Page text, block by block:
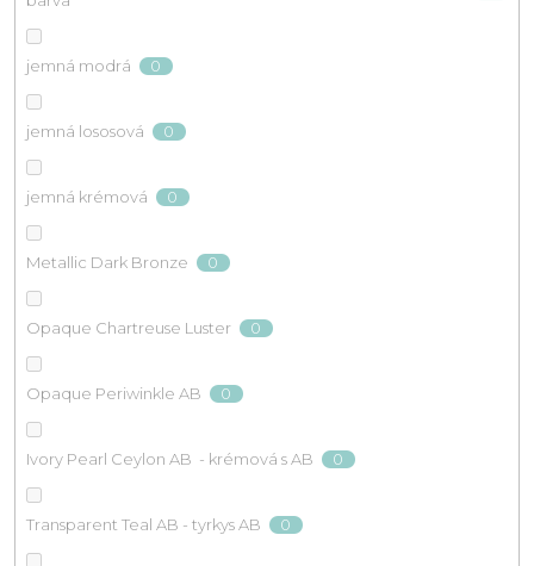
jemná modrá 0
jemná lososová 0
jemná krémová 0
Metallic Dark Bronze 0
Opaque Chartreuse Luster 0
Opaque Periwinkle AB 0
Ivory Pearl Ceylon AB - krémová s AB 0
Transparent Teal AB - tyrkys AB 0